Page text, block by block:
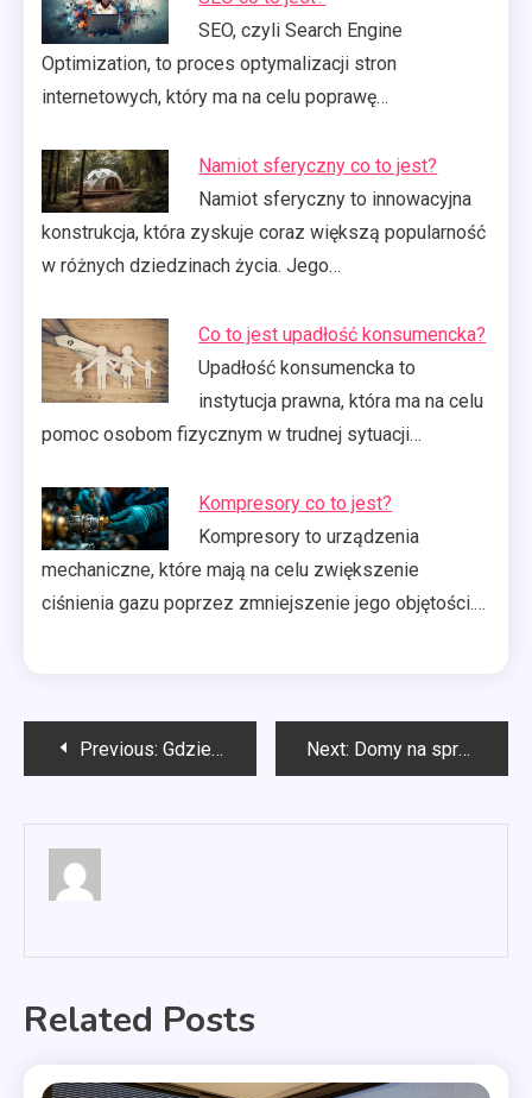
SEO, czyli Search Engine
Optimization, to proces optymalizacji stron
internetowych, który ma na celu poprawę…
Namiot sferyczny co to jest?
Namiot sferyczny to innowacyjna
konstrukcja, która zyskuje coraz większą popularność
w różnych dziedzinach życia. Jego…
Co to jest upadłość konsumencka?
Upadłość konsumencka to
instytucja prawna, która ma na celu
pomoc osobom fizycznym w trudnej sytuacji…
Kompresory co to jest?
Kompresory to urządzenia
mechaniczne, które mają na celu zwiększenie
ciśnienia gazu poprzez zmniejszenie jego objętości.…
Nawigacja
Previous: Gdzie wszyć esperal w Poznaniu? Next: Domy na sprzedaż Sardynia
Related Posts